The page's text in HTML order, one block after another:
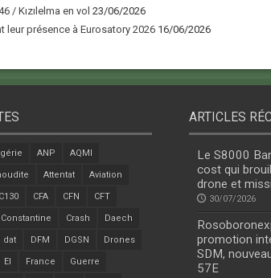
/ Kızılelma en vol 23/06/2026
leur présence à Eurosatory 2026 16/06/2026
ANP AQMI
Attentat Aviation
C130 CFA CFN CFT
Constantine Crash Daech
dat DFM DGSN Drones
EI France Guerre
ARTICLES
Le S8000
cost qui
drone et
30/07/2026
promotion
SDM,
57E